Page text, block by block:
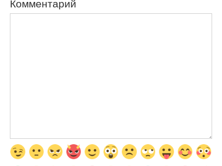
Комментарий